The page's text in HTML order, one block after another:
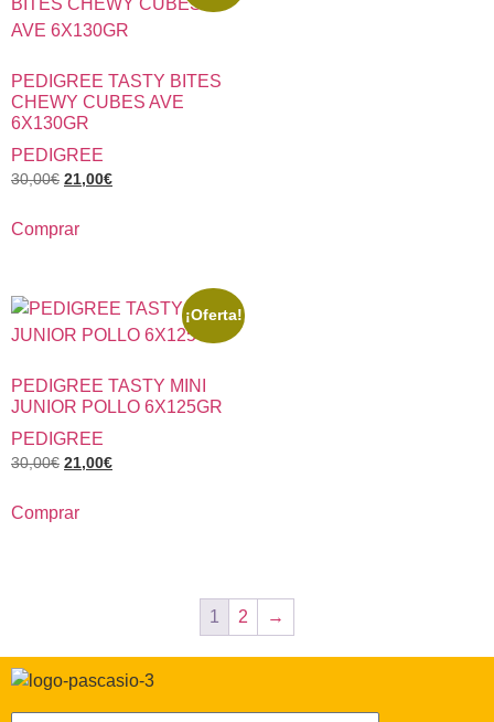
PEDIGREE TASTY BITES
CHEWY CUBES AVE
6X130GR
PEDIGREE
30,00€ 21,00€
Comprar
¡Oferta!
PEDIGREE TASTY MINI
JUNIOR POLLO 6X125GR
PEDIGREE
30,00€ 21,00€
Comprar
1 2 →